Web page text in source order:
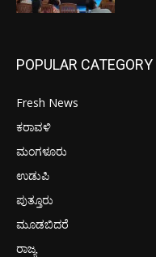
POPULAR CATEGORY
Fresh News
ಕರಾವಳಿ
ಮಂಗಳೂರು
ಉಡುಪಿ
ಪುತ್ತೂರು
ಮೂಡಬಿದರೆ
ರಾಜ್ಯ